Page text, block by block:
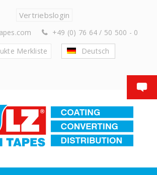
Vertriebslogin
+49 (0) 76 64 / 50 500 - 0
Merkliste Deutsch